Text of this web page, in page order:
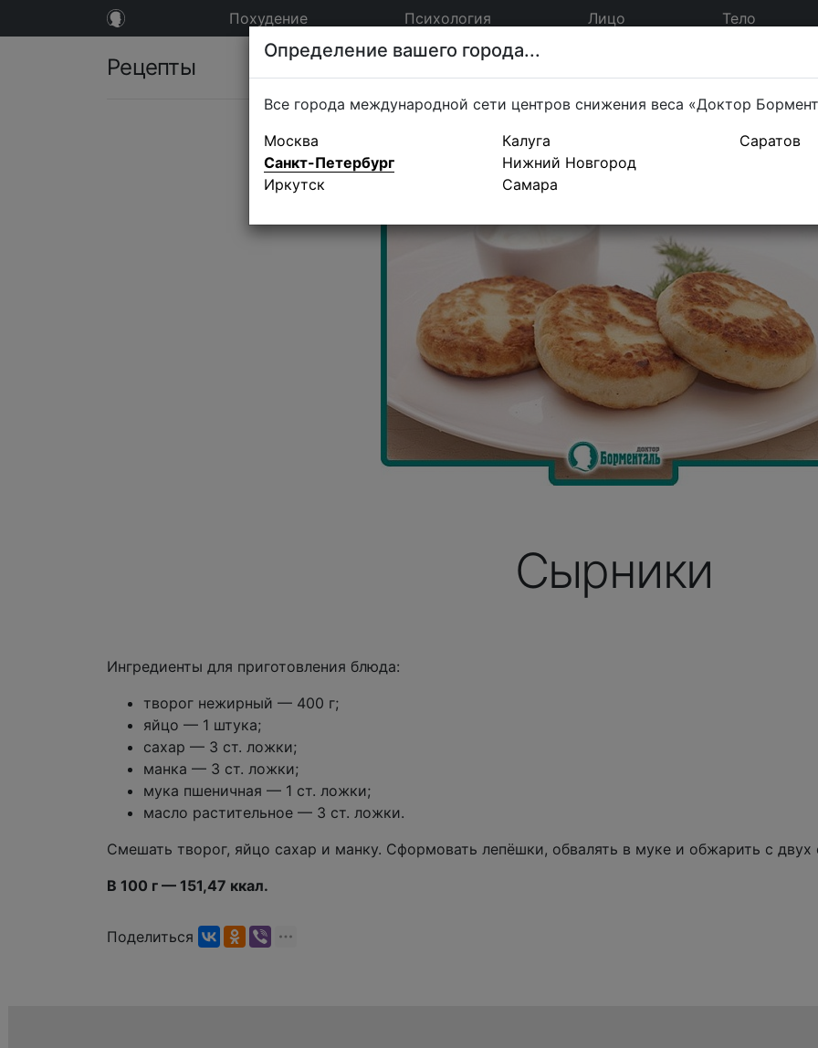
Похудение Психология Лицо Тело
Рецепты
Сырники
Ингредиенты для приготовления блюда:
творог нежирный — 400 г;
яйцо — 1 штука;
сахар — 3 ст. ложки;
манка — 3 ст. ложки;
мука пшеничная — 1 ст. ложки;
масло растительное — 3 ст. ложки.
Смешать творог, яйцо сахар и манку. Сформовать лепёшки, обвалять в муке и обжарить с двух
В 100 г — 151,47 ккал.
Поделиться
Определение вашего города...
Все города международной сети центров снижения веса «Доктор
Москва
Санкт-Петербург
Иркутск
Калуга
Нижний Новгород
Самара
Саратов